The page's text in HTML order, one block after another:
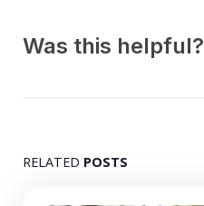
Was this helpful?
RELATED POSTS